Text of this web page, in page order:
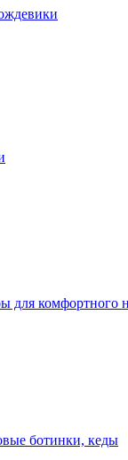
для комфортного
ботинки, кеды